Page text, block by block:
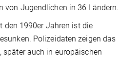
von Jugendlichen in 36 Ländern.
den 1990er Jahren ist die
Polizeidaten zeigen das
später auch in europäischen